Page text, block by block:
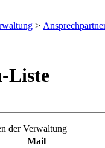
>
Liste
der Verwaltung
Mail